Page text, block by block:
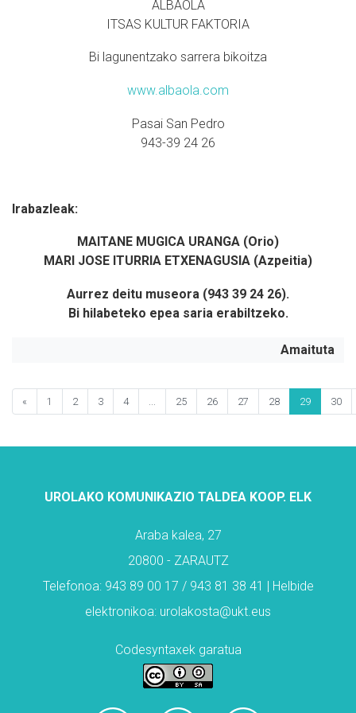
ALBAOLA
ITSAS KULTUR FAKTORIA
Bi lagunentzako sarrera bikoitza
www.albaola.com
Pasai San Pedro
943-39 24 26
Irabazleak:
MAITANE MUGICA URANGA (Orio)
MARI JOSE ITURRIA ETXENAGUSIA (Azpeitia)
Aurrez deitu museora (943 39 24 26).
Bi hilabeteko epea saria erabiltzeko.
Amaituta
« 1 2 3 4 25 26 27 28 29 30
UROLAKO KOMUNIKAZIO TALDEA KOOP. ELK
Araba kalea, 27
20800 - ZARAUTZ
Telefonoa: 943 89 00 17 / 943 81 38 41 | Helbide
elektronikoa: urolakosta@ukt.eus
Codesyntaxek garatua